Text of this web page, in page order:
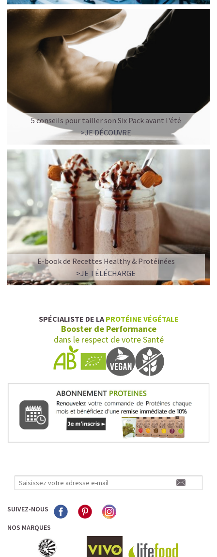
5 conseils pour tailler son Six Pack avant l'été
>JE DÉCOUVRE
E-book de Recettes Healthy & Protéinées
>JE TÉLÉCHARGE
SPÉCIALISTE DE LA PROTÉINE VÉGÉTALE
Booster de Performance
dans le respect de votre Santé
SUIVEZ-NOUS
NOS MARQUES